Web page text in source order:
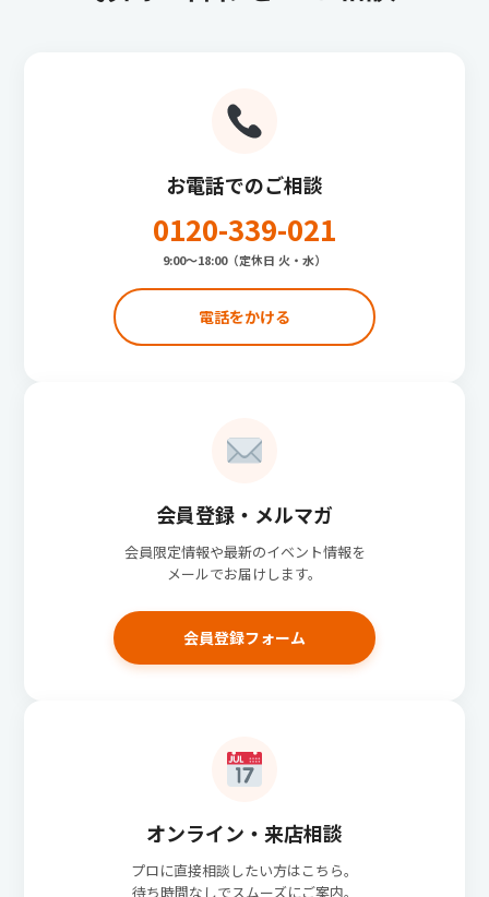
お電話でのご相談
0120-339-021
9:00〜18:00（定休日 火・水）
電話をかける
会員登録・メルマガ
会員限定情報や最新のイベント情報を
メールでお届けします。
会員登録フォーム
オンライン・来店相談
プロに直接相談したい方はこちら。
待ち時間なしでスムーズにご案内。